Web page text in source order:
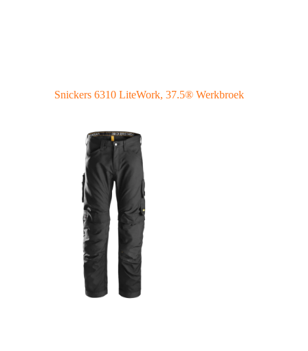
Snickers 6310 LiteWork, 37.5® Werkbroek